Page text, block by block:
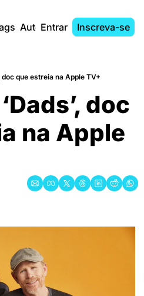
AutoresEntrar Inscreva-se
doc que estreia na Apple TV+
doc
na Apple